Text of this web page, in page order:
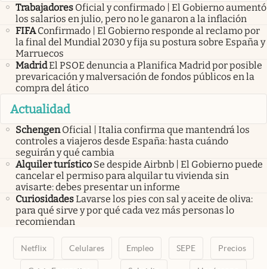
Trabajadores Oficial y confirmado | El Gobierno aumentó
los salarios en julio, pero no le ganaron a la inflación
FIFA Confirmado | El Gobierno responde al reclamo por
la final del Mundial 2030 y fija su postura sobre España y
Marruecos
MadridEl PSOE denuncia a Planifica Madrid por posible
prevaricación y malversación de fondos públicos en la
compra del ático
Actualidad
Schengen Oficial | Italia confirma que mantendrá los
controles a viajeros desde España: hasta cuándo
seguirán y qué cambia
Alquiler turístico Se despide Airbnb | El Gobierno puede
cancelar el permiso para alquilar tu vivienda sin
avisarte: debes presentar un informe
CuriosidadesLavarse los pies con sal y aceite de oliva:
para qué sirve y por qué cada vez más personas lo
recomiendan
Netflix Celulares Empleo SEPE Precios